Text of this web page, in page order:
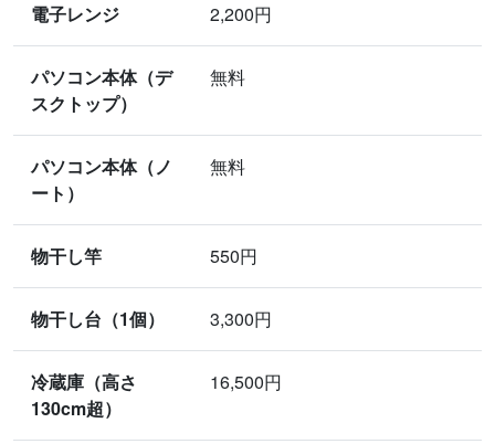
電子レンジ 2,200円
パソコン本体（デ
スクトップ）
無料
パソコン本体（ノ
ート）
無料
物干し竿 550円
物干し台（1個） 3,300円
冷蔵庫（高さ
130cm超）
16,500円